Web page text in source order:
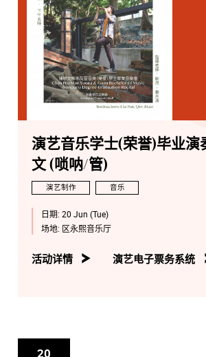
演艺音乐学士(荣誉)毕业演
文 (唢呐/管)
演艺制作 音乐
日期: 20 Jun (Tue)
场地: 区永熙音乐厅
活动详情 演艺电子票务系统
20